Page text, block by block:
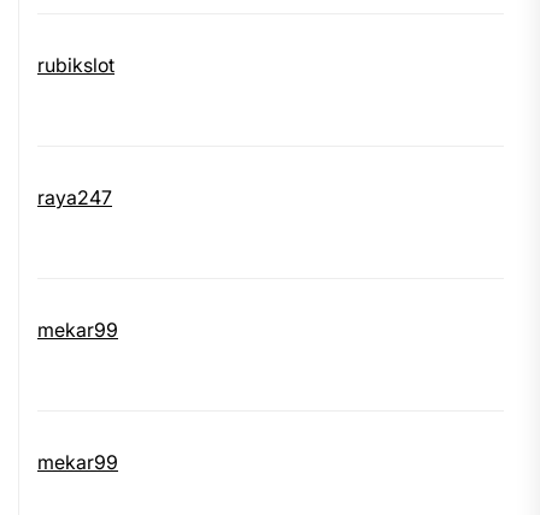
rubikslot
raya247
mekar99
mekar99